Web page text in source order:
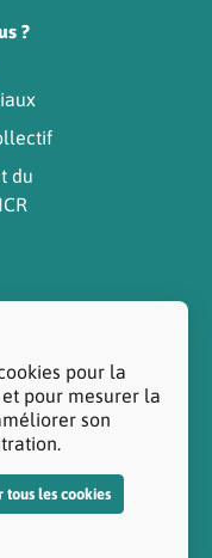
pour la
pour mesurer la
son
tous les cookies
?
du